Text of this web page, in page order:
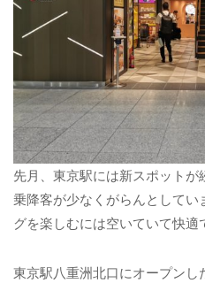
先月、東京駅には新スポット
乗降客が少なくがらんとして
グを楽しむには空いていて快適
東京駅八重洲北口にオープンし